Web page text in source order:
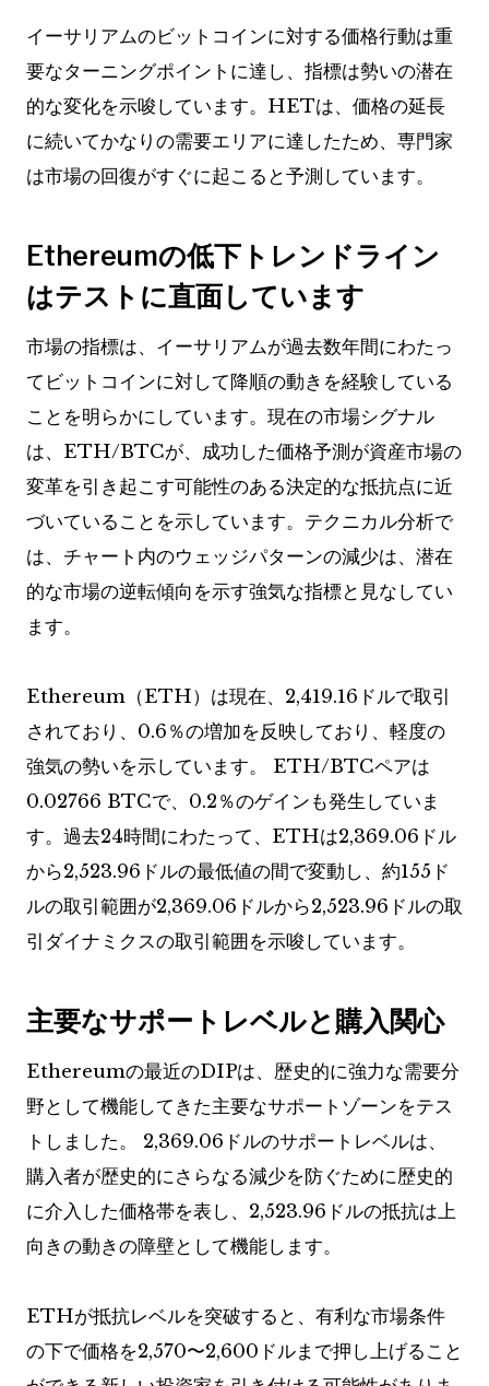
イーサリアムのビットコインに対する価格行動は重
要なターニングポイントに達し、指標は勢いの潜在
的な変化を示唆しています。HETは、価格の延長
に続いてかなりの需要エリアに達したため、専門家
は市場の回復がすぐに起こると予測しています。
Ethereumの低下トレンドライン
はテストに直面しています
市場の指標は、イーサリアムが過去数年間にわたっ
てビットコインに対して降順の動きを経験している
ことを明らかにしています。現在の市場シグナル
は、ETH/BTCが、成功した価格予測が資産市場の
変革を引き起こす可能性のある決定的な抵抗点に近
づいていることを示しています。テクニカル分析で
は、チャート内のウェッジパターンの減少は、潜在
的な市場の逆転傾向を示す強気な指標と見なしてい
ます。
Ethereum（ETH）は現在、2,419.16ドルで取引
されており、0.6％の増加を反映しており、軽度の
強気の勢いを示しています。 ETH/BTCペアは
0.02766 BTCで、0.2％のゲインも発生していま
す。過去24時間にわたって、ETHは2,369.06ドル
から2,523.96ドルの最低値の間で変動し、約155ド
ルの取引範囲が2,369.06ドルから2,523.96ドルの取
引ダイナミクスの取引範囲を示唆しています。
主要なサポートレベルと購入関心
Ethereumの最近のDIPは、歴史的に強力な需要分
野として機能してきた主要なサポートゾーンをテス
トしました。 2,369.06ドルのサポートレベルは、
購入者が歴史的にさらなる減少を防ぐために歴史的
に介入した価格帯を表し、2,523.96ドルの抵抗は上
向きの動きの障壁として機能します。
ETHが抵抗レベルを突破すると、有利な市場条件
の下で価格を2,570〜2,600ドルまで押し上げること